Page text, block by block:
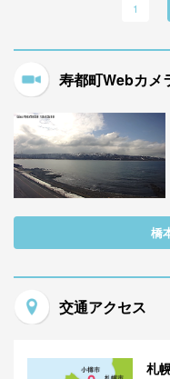
1
寿都町Webカメ
橋
交通アクセス
札